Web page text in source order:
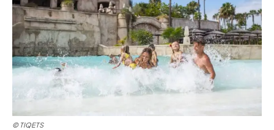
© TIQETS